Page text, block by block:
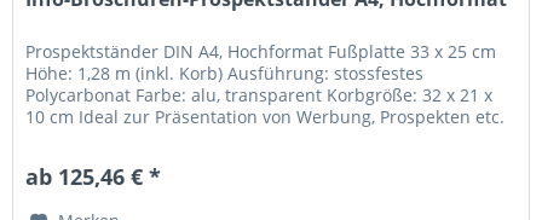
Prospektständer DIN A4, Hochformat Fußplatte 33 x 25 cm
Höhe: 1,28 m (inkl. Korb) Ausführung: stossfestes
Polycarbonat Farbe: alu, transparent Korbgröße: 32 x 21 x
10 cm Ideal zur Präsentation von Werbung, Prospekten etc.
ab 125,46 € *